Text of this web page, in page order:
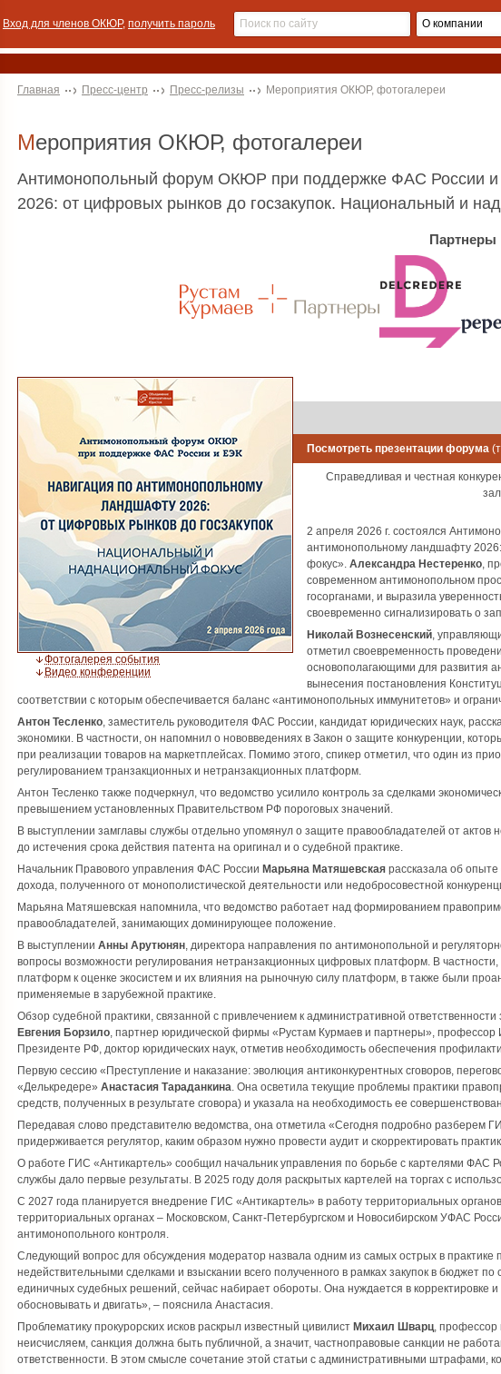
Вход для членов ОКЮР, получить пароль
Главная Пресс-центр Пресс-релизы Мероприятия ОКЮР, фотогалереи
Мероприятия ОКЮР, фотогалереи
Антимонопольный форум ОКЮР при поддержке ФАС России
2026: от цифровых рынков до госзакупок. Национальный и
Партнеры
Фотогалерея события
Видео конференции
Посмотреть презентации форума
Справедливая и честная
2 апреля 2026 г. состоялся
антимонопольному ландшафту
фокус». Александра Нестеренко,
современном антимонопольном
госорганами, и выразила
своевременно сигнализировать о
Николай Вознесенский,
отметил своевременность
основополагающими для развития
вынесения постановления
соответствии с которым обеспечивается баланс «антимонопольных иммунитетов» и
Антон Тесленко, заместитель руководителя ФАС России, кандидат юридических наук,
экономики. В частности, он напомнил о нововведениях в Закон о защите конкуренции,
при реализации товаров на маркетплейсах. Помимо этого, спикер отметил, что один из
регулированием транзакционных и нетранзакционных платформ.
Антон Тесленко также подчеркнул, что ведомство усилило контроль за сделками
превышением установленных Правительством РФ пороговых значений.
В выступлении замглавы службы отдельно упомянул о защите правообладателей от актов
до истечения срока действия патента на оригинал и о судебной практике.
Начальник Правового управления ФАС России Марьяна Матяшевская рассказала об
дохода, полученного от монополистической деятельности или недобросовестной
Марьяна Матяшевская напомнила, что ведомство работает над формированием
правообладателей, занимающих доминирующее положение.
В выступлении Анны Арутюнян, директора направления по антимонопольной и
вопросы возможности регулирования нетранзакционных цифровых платформ. В
платформ к оценке экосистем и их влияния на рыночную силу платформ, в также были
применяемые в зарубежной практике.
Обзор судебной практики, связанной с привлечением к административной
Евгения Борзило, партнер юридической фирмы «Рустам Курмаев и партнеры», профессор
Президенте РФ, доктор юридических наук, отметив необходимость обеспечения
Первую сессию «Преступление и наказание: эволюция антиконкурентных сговоров,
«Делькредере» Анастасия Тараданкина. Она осветила текущие проблемы практики
средств, полученных в результате сговора) и указала на необходимость ее
Передавая слово представителю ведомства, она отметила «Сегодня подробно разберем
придерживается регулятор, каким образом нужно провести аудит и скорректировать
О работе ГИС «Антикартель» сообщил начальник управления по борьбе с картелями ФАС
службы дало первые результаты. В 2025 году доля раскрытых картелей на торгах с
С 2027 года планируется внедрение ГИС «Антикартель» в работу территориальных
территориальных органах – Московском, Санкт-Петербургском и Новосибирском УФАС
антимонопольного контроля.
Следующий вопрос для обсуждения модератор назвала одним из самых острых в практике
недействительными сделками и взыскании всего полученного в рамках закупок в бюджет
единичных судебных решений, сейчас набирает обороты. Она нуждается в корректировке
обосновывать и двигать», – пояснила Анастасия.
Проблематику прокурорских исков раскрыл известный цивилист Михаил Шварц, профессор
неисчисляем, санкция должна быть публичной, а значит, частноправовые санкции не
ответственности. В этом смысле сочетание этой статьи с административными штрафами,